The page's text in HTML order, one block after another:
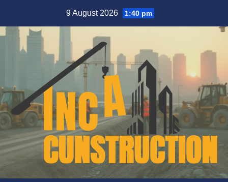
content
9 August 2026 1:40 pm